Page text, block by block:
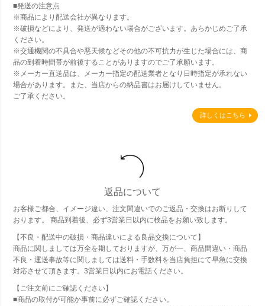
■発送の注意点
※商品により配送会社が異なります。
※破損などにより、発送が適わない場合がございます。あらかじめご了承
ください。
※交通機関の不具合や悪天候などその他の不可抗力が生じた場合には、商
品の到着時間帯が前後することがありますのでご了承願います。
※メーカー直送品は、メーカー指定の配送業者となり日時指定が承れない
場合があります。また、当店からの納品書はお届けしていません。
ご了承ください。
詳しくはこちら
返品について
お客様ご都合、イメージ違い、注文間違いでのご返品・交換はお断りして
おります。 商品到着後、必ず3営業日以内に検品をお願い致します。
【不良・配送中の破損・商品違いによる良品交換について】
商品に関しましては万全を期しておりますが、万が一、商品間違い・商品
不良・運送事故等に関しましては送料・手数料を当店負担にて早急に交換
対応させて頂きます。3営業日以内にお電話ください。
【ご注文前にご確認ください】
■商品の取付が可能か事前に必ずご確認ください。